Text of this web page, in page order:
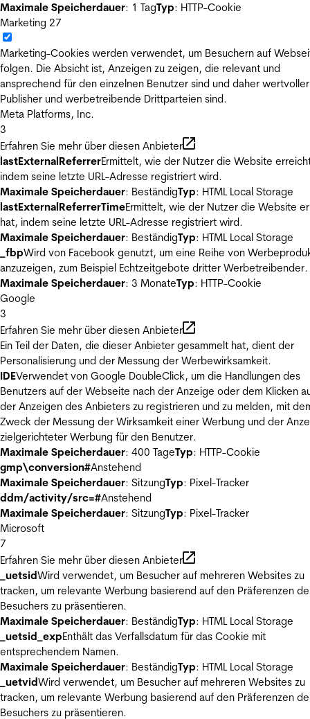
Maximale Speicherdauer: 1 TagTyp: HTTP-Cookie
Marketing 27
Marketing-Cookies werden verwendet, um Besuchern auf
folgen. Die Absicht ist, Anzeigen zu zeigen, die relevant und
ansprechend für den einzelnen Benutzer sind und daher
Publisher und werbetreibende Drittparteien sind.
Meta Platforms, Inc.
3
Erfahren Sie mehr über diesen Anbieter
lastExternalReferrerErmittelt, wie der Nutzer die Website
indem seine letzte URL-Adresse registriert wird.
Maximale Speicherdauer: BeständigTyp: HTML Local Storage
lastExternalReferrerTimeErmittelt, wie der Nutzer die Website
hat, indem seine letzte URL-Adresse registriert wird.
Maximale Speicherdauer: BeständigTyp: HTML Local Storage
_fbpWird von Facebook genutzt, um eine Reihe von
anzuzeigen, zum Beispiel Echtzeitgebote dritter Werbetreibender.
Maximale Speicherdauer: 3 MonateTyp: HTTP-Cookie
Google
3
Erfahren Sie mehr über diesen Anbieter
Ein Teil der Daten, die dieser Anbieter gesammelt hat, dient der
Personalisierung und der Messung der Werbewirksamkeit.
IDEVerwendet von Google DoubleClick, um die Handlungen des
Benutzers auf der Webseite nach der Anzeige oder dem Klicken
der Anzeigen des Anbieters zu registrieren und zu melden, mit
Zweck der Messung der Wirksamkeit einer Werbung und der
zielgerichteter Werbung für den Benutzer.
Maximale Speicherdauer: 400 TageTyp: HTTP-Cookie
gmp\conversion#Anstehend
Maximale Speicherdauer: SitzungTyp: Pixel-Tracker
ddm/activity/src=#Anstehend
Maximale Speicherdauer: SitzungTyp: Pixel-Tracker
Microsoft
7
Erfahren Sie mehr über diesen Anbieter
_uetsidWird verwendet, um Besucher auf mehreren Websites zu
tracken, um relevante Werbung basierend auf den Präferenzen
Besuchers zu präsentieren.
Maximale Speicherdauer: BeständigTyp: HTML Local Storage
_uetsid_expEnthält das Verfallsdatum für das Cookie mit
entsprechendem Namen.
Maximale Speicherdauer: BeständigTyp: HTML Local Storage
_uetvidWird verwendet, um Besucher auf mehreren Websites zu
tracken, um relevante Werbung basierend auf den Präferenzen
Besuchers zu präsentieren.